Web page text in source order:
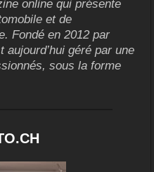
online qui présente
et de
Fondé en 2012 par
géré par une
sous la forme